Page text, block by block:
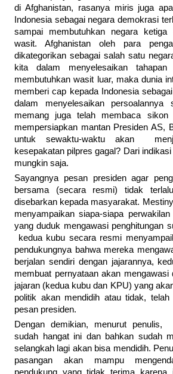
di Afghanistan, rasanya miris juga
Indonesia sebagai negara demokrasi
sampai membutuhkan negara ketiga
wasit. Afghanistan oleh para
dikategorikan sebagai salah satu
kita dalam menyelesaikan
membutuhkan wasit luar, maka dunia
memberi cap kepada Indonesia
dalam menyelesaikan persoalannya
memang juga telah membaca
mempersiapkan mantan Presiden AS,
untuk sewaktu-waktu akan
kesepakatan pilpres gagal? Dari
mungkin saja.
Sayangnya pesan presiden agar
bersama (secara resmi) tidak
disebarkan kepada masyarakat.
menyampaikan siapa-siapa
yang duduk mengawasi penghitungan
kedua kubu secara resmi
pendukungnya bahwa mereka
berjalan sendiri dengan jajarannya,
membuat pernyataan akan mengawasi
jajaran (kedua kubu dan KPU) yang
politik akan mendidih atau tidak, telah
pesan presiden.
Dengan demikian, menurut
sudah hangat ini dan bahkan sudah
selangkah lagi akan bisa mendidih.
pasangan akan mampu